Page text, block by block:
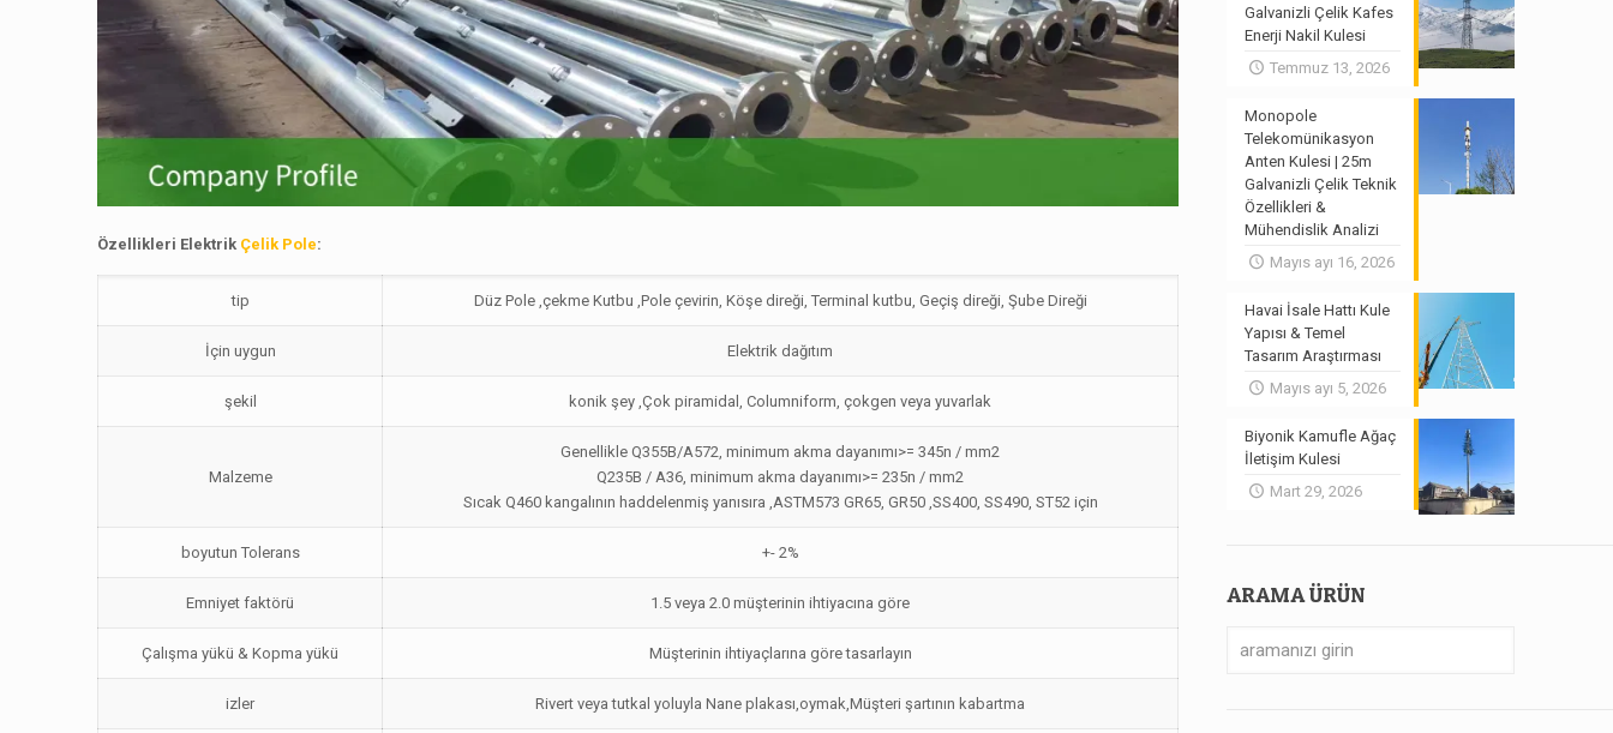
Özellikleri Elektrik Çelik Pole:
tip Düz Pole ,çekme Kutbu ,Pole çevirin, Köşe direği, Terminal kutbu, Geçiş direği, Şube Direği
İçin uygun Elektrik dağıtım
şekil konik şey ,Çok piramidal, Columniform, çokgen veya yuvarlak
Malzeme
Genellikle Q355B/A572, minimum akma dayanımı>= 345n / mm2
Q235B / A36, minimum akma dayanımı>= 235n / mm2
Sıcak Q460 kangalının haddelenmiş yanısıra ,ASTM573 GR65, GR50 ,SS400, SS490, ST52 için
boyutun Tolerans +- 2%
Emniyet faktörü 1.5 veya 2.0 müşterinin ihtiyacına göre
Çalışma yükü & Kopma yükü Müşterinin ihtiyaçlarına göre tasarlayın
izler Rivert veya tutkal yoluyla Nane plakası,oymak,Müşteri şartının kabartma
Galvanizli Çelik Kafes
Enerji Nakil Kulesi
Temmuz 13, 2026
Monopole
Telekomünikasyon
Anten Kulesi | 25m
Galvanizli Çelik Teknik
Özellikleri &
Mühendislik Analizi
Mayıs ayı 16, 2026
Havai İsale Hattı Kule
Yapısı & Temel
Tasarım Araştırması
Mayıs ayı 5, 2026
Biyonik Kamufle Ağaç
İletişim Kulesi
Mart 29, 2026
ARAMA ÜRÜN